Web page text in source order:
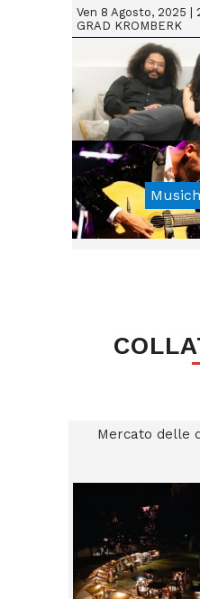
Ven 8 Agosto, 2025 |
GRAD KROMBERK
Mercato delle